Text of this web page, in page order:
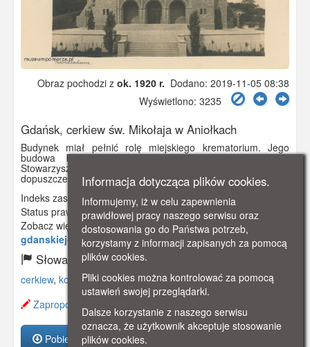
Obraz pochodzi z ok. 1920 r. Dodano: 2019-11-05 08:38
Wyświetlono: 3235
Gdańsk, cerkiew św. Mikołaja w Aniołkach
Budynek miał pełnić rolę miejskiego krematorium. Jego
budowa była poprzedzona utworzeniem w 1898 r.
Stowarzyszenia na Rzecz Pochówków Całopalnych oraz
dopuszczeniem kremacji w Prusach.
Indeks zasobu:GSP01585
Status prawny:Użycie Niekomercyjne
Zobacz więcej:https://www.gdanskstrefa.com/sekrety-
gdanskiej-cerkwi-galeria-zdjec/
Słowa kluczowe:
cerkiew, kościół,aniołki,
Zaproponuj zmianę opisu.
Pobierz zasób
Informacja dotycząca plików cookies.
Informujemy, iż w celu zapewnienia
prawidłowej pracy naszego serwisu oraz
dostosowania go do Państwa potrzeb,
korzystamy z informacji zapisanych za pomocą
plików cookies.
Pliki cookies można kontrolować za pomocą
ustawień swojej przeglądarki.
Dalsze korzystanie z naszego serwisu
oznacza, że użytkownik akceptuje stosowanie
plików cookies.